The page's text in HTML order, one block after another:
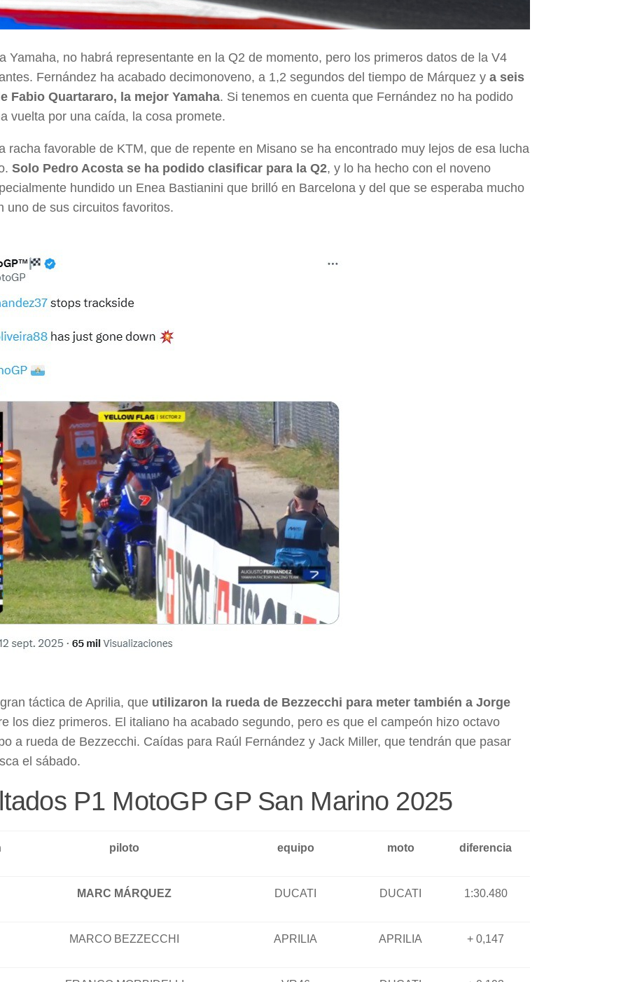
Yamaha, no habrá representante en la Q2 de momento, pero los primeros datos de la V4
Fernández ha acabado decimonoveno, a 1,2 segundos del tiempo de Márquez y a seis
Fabio Quartararo, la mejor Yamaha. Si tenemos en cuenta que Fernández no ha podido
vuelta por una caída, la cosa promete.
racha favorable de KTM, que de repente en Misano se ha encontrado muy lejos de esa lucha
Solo Pedro Acosta se ha podido clasificar para la Q2, y lo ha hecho con el noveno
hundido un Enea Bastianini que brilló en Barcelona y del que se esperaba mucho
uno de sus circuitos favoritos.
táctica de Aprilia, que utilizaron la rueda de Bezzecchi para meter también a Jorge
los diez primeros. El italiano ha acabado segundo, pero es que el campeón hizo octavo
a rueda de Bezzecchi. Caídas para Raúl Fernández y Jack Miller, que tendrán que pasar
el sábado.
P1 MotoGP GP San Marino 2025
piloto equipo moto diferencia
MARC MÁRQUEZ DUCATI DUCATI 1:30.480
MARCO BEZZECCHI APRILIA APRILIA + 0,147